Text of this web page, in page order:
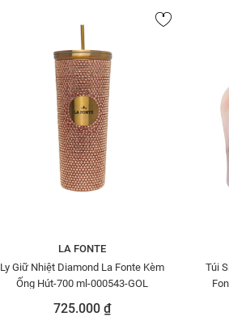
LA FONTE
Ly Giữ Nhiệt Diamond La Fonte Kèm
Ống Hút-700 ml-000543-GOL
725.000 ₫
Túi